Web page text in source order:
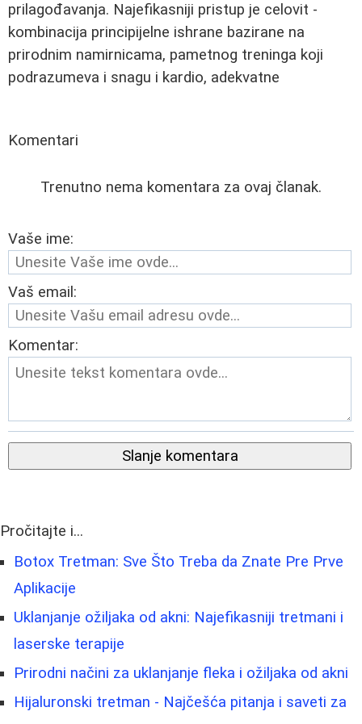
prilagođavanja. Najefikasniji pristup je celovit -
kombinacija principijelne ishrane bazirane na
prirodnim namirnicama, pametnog treninga koji
podrazumeva i snagu i kardio, adekvatne
Komentari
Trenutno nema komentara za ovaj članak.
Vaše ime:
Vaš email:
Komentar:
Slanje komentara
Pročitajte i...
Botox Tretman: Sve Što Treba da Znate Pre Prve
Aplikacije
Uklanjanje ožiljaka od akni: Najefikasniji tretmani i
laserske terapije
Prirodni načini za uklanjanje fleka i ožiljaka od akni
Hijaluronski tretman - Najčešća pitanja i saveti za